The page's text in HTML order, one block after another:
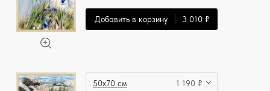
Добавить в корзину 3 010 ₽
50x70 см 1 190 ₽